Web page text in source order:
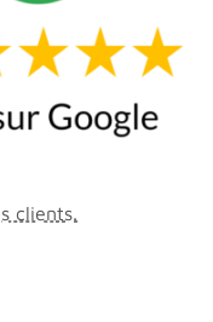
clients.